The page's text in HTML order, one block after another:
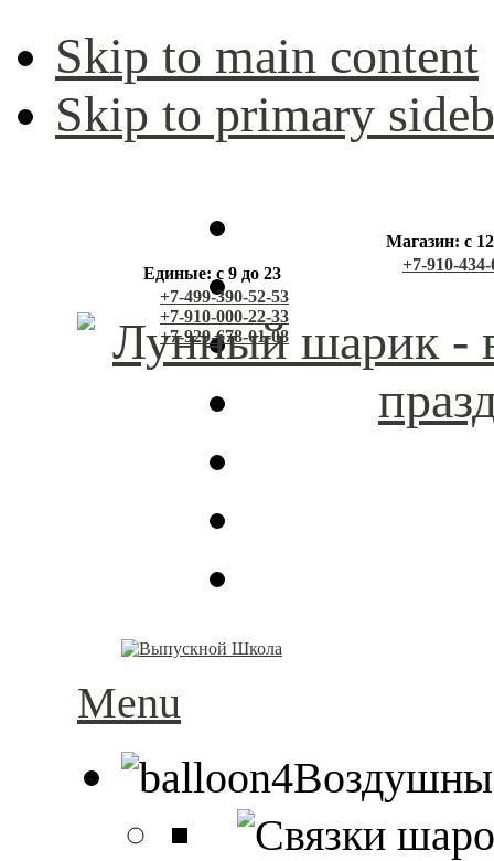
Skip to main content
Skip to primary
Единые: с 9 до 23
+7-499-390-52-53
+7-910-000-22-33
+7-929-678-01-08
Магазин: с
+7-910-
Menu